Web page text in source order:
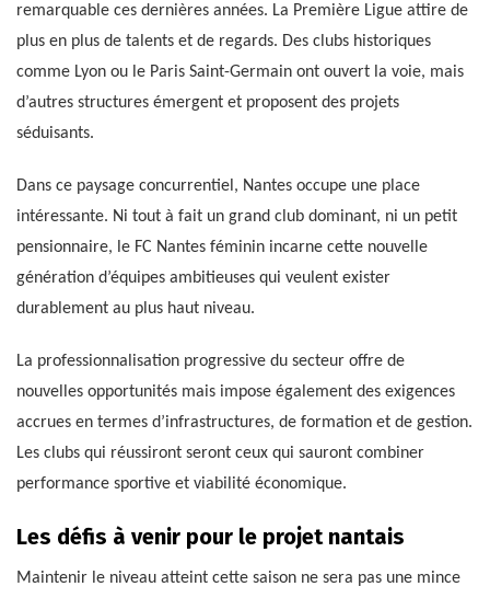
remarquable ces dernières années. La Première Ligue attire de
plus en plus de talents et de regards. Des clubs historiques
comme Lyon ou le Paris Saint-Germain ont ouvert la voie, mais
d’autres structures émergent et proposent des projets
séduisants.
Dans ce paysage concurrentiel, Nantes occupe une place
intéressante. Ni tout à fait un grand club dominant, ni un petit
pensionnaire, le FC Nantes féminin incarne cette nouvelle
génération d’équipes ambitieuses qui veulent exister
durablement au plus haut niveau.
La professionnalisation progressive du secteur offre de
nouvelles opportunités mais impose également des exigences
accrues en termes d’infrastructures, de formation et de gestion.
Les clubs qui réussiront seront ceux qui sauront combiner
performance sportive et viabilité économique.
Les défis à venir pour le projet nantais
Maintenir le niveau atteint cette saison ne sera pas une mince